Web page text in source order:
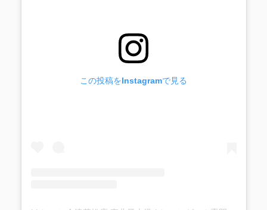
この投稿をInstagramで見る